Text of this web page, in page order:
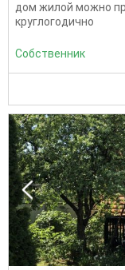
дом жилой можно
круглогодично
Собственник